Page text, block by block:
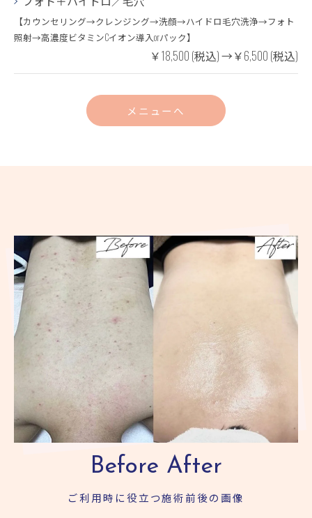
【カウンセリング→クレンジング→洗顔→ハイドロ毛穴洗浄→フォト
照射→高濃度ビタミンCイオン導入orパック】
￥18,500 (税込) →￥6,500 (税込)
メニューへ
Before After
ご利用時に役立つ施術前後の画像